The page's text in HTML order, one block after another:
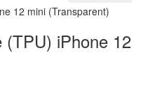
iPhone 12